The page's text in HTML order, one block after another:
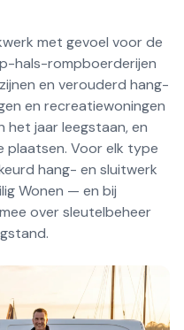
met gevoel voor de
hals-rompboerderijen
en verouderd hang-
en recreatiewoningen
het jaar leegstaan, en
plaatsen. Voor elk type
hang- en sluitwerk
Wonen — en bij
over sleutelbeheer